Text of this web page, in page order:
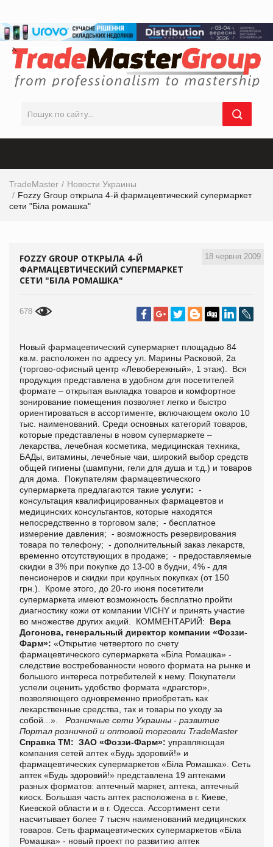
TradeMaster
Новости Украины
Fozzy Group открыла 4-й фармацевтический супермаркет
сети "Біла ромашка"
18 червня 2009
FOZZY GROUP ОТКРЫЛА 4-Й
ФАРМАЦЕВТИЧЕСКИЙ СУПЕРМАРКЕТ
СЕТИ "БІЛА РОМАШКА"
678
Новый фармацевтический супермаркет площадью 84
кв.м. расположен по адресу ул. Марины Расковой, 2а
(торгово-офисный центр «Левобережный», 1 этаж). Вся
продукция представлена в удобном для посетителей
формате – открытая выкладка товаров и комфортное
зонирование помещения позволяет легко и быстро
ориентироваться в ассортименте, включающем около 10
тыс. наименований. Среди основных категорий товаров,
которые представлены в новом супермаркете –
лекарства, лечебная косметика, медицинская техника,
БАДы, витамины, лечебные чаи, широкий выбор средств
общей гигиены (шампуни, гели для душа и т.д.) и товаров
для дома. Покупателям фармацевтического
супермаркета предлагаются такие услуги: -
консультация квалифицированных фармацевтов и
медицинских консультантов, которые находятся
непосредственно в торговом зале; - бесплатное
измерение давления; - возможность резервирования
товара по телефону; - дополнительный заказ лекарств,
временно отсутствующих в продаже; - предоставляемые
скидки в 3% при покупке до 13-00 в будни, 4% - для
пенсионеров и скидки при крупных покупках (от 150
грн.). Кроме этого, до 20-го июня посетители
супермаркета имеют возможность бесплатно пройти
диагностику кожи от компании VICHY и принять участие
во множестве других акций. КОММЕНТАРИЙ: Вера
Догонова, генеральный директор компании «Фоззи-
Фарм»: «Открытие четвертого по счету
фармацевтического супермаркета «Біла Ромашка» -
следствие востребованности нового формата на рынке и
большого интереса потребителей к нему. Покупатели
успели оценить удобство формата «драгстор»,
позволяющего одновременно приобретать как
лекарственные средства, так и товары по уходу за
собой...». Розничные сети Украины - развитие
Портал розничной и оптовой торговли TradeMaster
Справка ТМ: ЗАО «Фоззи-Фарм»: управляющая
компания сетей аптек «Будь здоровий!» и
фармацевтических супермаркетов «Біла Ромашка». Сеть
аптек «Будь здоровий!» представлена 19 аптеками
разных форматов: аптечный маркет, аптека, аптечный
киоск. Большая часть аптек расположена в г. Киеве,
Киевской области и в г. Одесса. Ассортимент сети
насчитывает более 7 тысяч наименований медицинских
товаров. Сеть фармацевтических супермаркетов «Біла
Ромашка» - новый проект по развитию аптек